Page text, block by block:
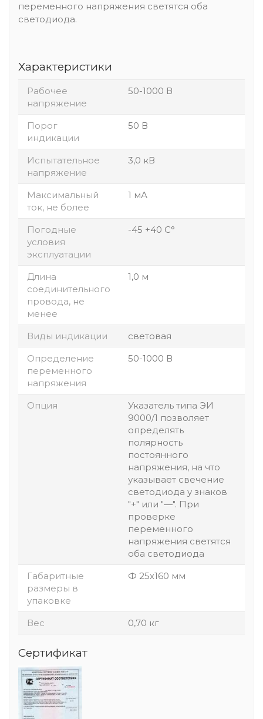
переменного напряжения светятся оба
светодиода.
Характеристики
Рабочее
напряжение
50-1000 В
Порог
индикации
50 В
Испытательное
напряжение
3,0 кВ
Максимальный
ток, не более
1 мА
Погодные
условия
эксплуатации
-45 +40 С°
Длина
соединительного
провода, не
менее
1,0 м
Виды индикации
световая
Определение
переменного
напряжения
50-1000 В
Опция
Указатель типа ЭИ
9000/1 позволяет
определять
полярность
постоянного
напряжения, на что
указывает свечение
светодиода у знаков
"+" или "—". При
проверке
переменного
напряжения светятся
оба светодиода
Габаритные
размеры в
упаковке
Ф 25х160 мм
Вес 0,70 кг
Сертификат